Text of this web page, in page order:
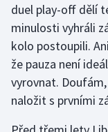
duel play-off dělí
minulosti vyhráli
kolo postoupili.
že pauza není
vyrovnat.
naložit s prvními